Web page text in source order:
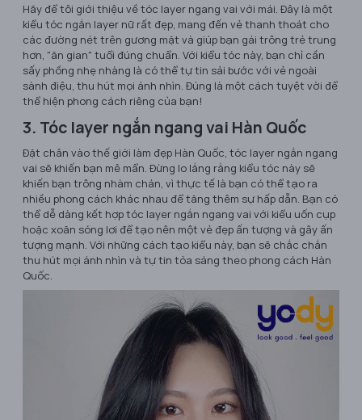
Hãy để tôi giới thiệu về tóc layer ngang vai với mái. Đây là một
kiểu tóc ngắn layer nữ rất đẹp, mang đến vẻ thanh thoát cho
các đường nét trên gương mặt và giúp bạn gái trông trẻ trung
hơn, "ăn gian" tuổi đúng chuẩn. Với kiểu tóc này, bạn chỉ cần
sấy phồng nhẹ nhàng là có thể tự tin sải bước với vẻ ngoài
sành điệu, thu hút mọi ánh nhìn. Đúng là một cách tuyệt vời để
thể hiện phong cách riêng của bạn!
3. Tóc layer ngắn ngang vai Hàn Quốc
Đặt chân vào thế giới làm đẹp Hàn Quốc, tóc layer ngắn ngang
vai sẽ khiến bạn mê mẩn. Đừng lo lắng rằng kiểu tóc này sẽ
khiến bạn trông nhàm chán, vì thực tế là bạn có thể tạo ra
nhiều phong cách khác nhau để tăng thêm sự hấp dẫn. Bạn có
thể dễ dàng kết hợp tóc layer ngắn ngang vai với kiểu uốn cụp
hoặc xoăn sóng lơi để tạo nên một vẻ đẹp ấn tượng và gây ấn
tượng mạnh. Với những cách tạo kiểu này, bạn sẽ chắc chắn
thu hút mọi ánh nhìn và tự tin tỏa sáng theo phong cách Hàn
Quốc.